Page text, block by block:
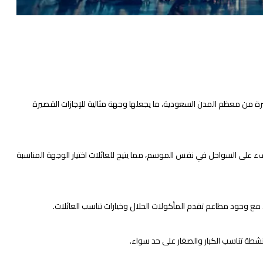
من معظم المدن السعودية، ما يجعلها وجهة مثالية للإجازات القصيرة
على السواحل في نفس الموسم، مما يتيح للعائلات اختيار الوجهة المناسبة
مع وجود مطاعم تقدم المأكولات الحلال وخيارات تناسب العائلات.
تناسب الكبار والصغار على حد سواء.